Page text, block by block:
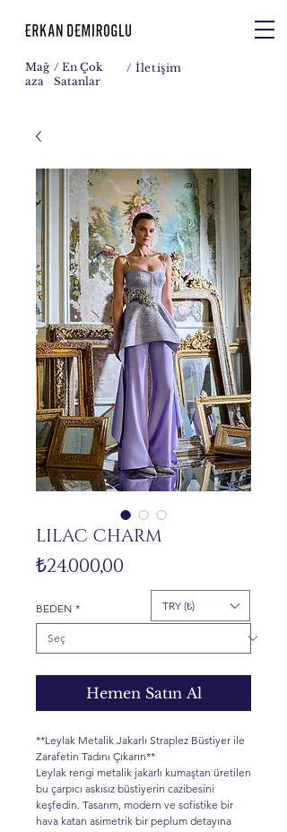
Mağ
aza
/ En Çok
Satanlar
/ İletişim
LILAC CHARM
₺24.000,00
BEDEN *
Hemen Satın Al
**Leylak Metalik Jakarlı Straplez Büstiyer ile
Zarafetin Tadını Çıkarın**
Leylak rengi metalik jakarlı kumaştan üretilen
bu çarpıcı askısız büstiyerin cazibesini
keşfedin. Tasarım, modern ve sofistike bir
hava katan asimetrik bir peplum detayına
TRY (₺)